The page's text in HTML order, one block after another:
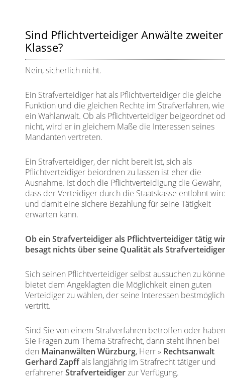
Sind Pflichtverteidiger Anwälte zweiter
Klasse?
Nein, sicherlich nicht.
Ein Strafverteidiger hat als Pflichtverteidiger die gleiche
Funktion und die gleichen Rechte im Strafverfahren, wie
ein Wahlanwalt. Ob als Pflichtverteidiger beigeordnet
nicht, wird er in gleichem Maße die Interessen seines
Mandanten vertreten.
Ein Strafverteidiger, der nicht bereit ist, sich als
Pflichtverteidiger beiordnen zu lassen ist eher die
Ausnahme. Ist doch die Pflichtverteidigung die Gewähr,
dass der Verteidiger durch die Staatskasse entlohnt
und damit eine sichere Bezahlung für seine Tätigkeit
erwarten kann.
Ob ein Strafverteidiger als Pflichtverteidiger tätig
besagt nichts über seine Qualität als
Sich seinen Pflichtverteidiger selbst aussuchen zu
bietet dem Angeklagten die Möglichkeit einen guten
Verteidiger zu wählen, der seine Interessen bestmöglich
vertritt.
Sind Sie von einem Strafverfahren betroffen oder
Sie Fragen zum Thema Strafrecht, dann steht Ihnen bei
den Mainanwälten Würzburg, Herr Rechtsanwalt
Gerhard Zapffals langjährig im Strafrecht tätiger und
erfahrenerStrafverteidigerzur Verfügung.